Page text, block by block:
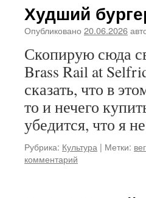
Худший
Опубликовано 20.06.2026
Скопирую сюда
Brass Rail at
сказать, что в
то и нечего
убедится, что я
Рубрика: Культура | Метки:
комментарий